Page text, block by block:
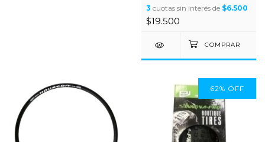
3 cuotas sin interés de $6.500
$19.500
62% OFF